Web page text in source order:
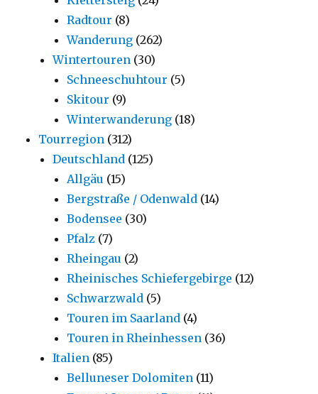
Radtour (8)
Wanderung (262)
Wintertouren (30)
Schneeschuhtour (5)
Skitour (9)
Winterwanderung (18)
Tourregion (312)
Deutschland (125)
Allgäu (15)
Bergstraße / Odenwald (14)
Bodensee (30)
Pfalz (7)
Rheingau (2)
Rheinisches Schiefergebirge (12)
Schwarzwald (5)
Touren im Saarland (4)
Touren in Rheinhessen (36)
Italien (85)
Belluneser Dolomiten (11)